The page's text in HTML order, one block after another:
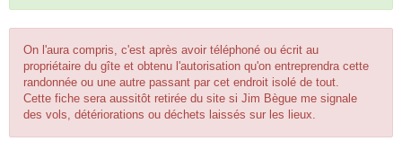
On l'aura compris, c'est après avoir téléphoné ou écrit au
propriétaire du gîte et obtenu l'autorisation qu'on entreprendra cette
randonnée ou une autre passant par cet endroit isolé de tout.
Cette fiche sera aussitôt retirée du site si Jim Bègue me signale
des vols, détériorations ou déchets laissés sur les lieux.